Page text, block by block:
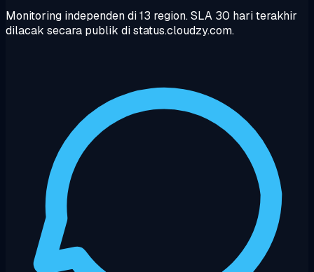
Monitoring independen di 13 region. SLA 30 hari terakhir
dilacak secara publik di status.cloudzy.com.